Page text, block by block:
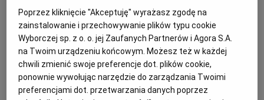
PŁOCK
POZNAŃ
RADOM
POGODA
PODRÓŻE
WIDEO
nadają potrawom serowo-orzechowy posmak,
w wegańskich przepisach zastępują więc np. żółty ser.
Możemy w nich odnaleźć piąty smak – umami, dlatego
uważane są, podobnie jak glutaminian sodu,
za wzmacniacz smaku i chętnie wykorzystywane
do przyprawiania potraw. Są również znakomitym
Poprzez kliknięcie "Akceptuję" wyrażasz zgodę na
zainstalowanie i przechowywanie plików typu cookie
Wyborczej sp. z o. o. jej Zaufanych Partnerów i Agora S.A.
na Twoim urządzeniu końcowym. Możesz też w każdej
chwili zmienić swoje preferencje dot. plików cookie,
ponownie wywołując narzędzie do zarządzania Twoimi
preferencjami dot. przetwarzania danych poprzez